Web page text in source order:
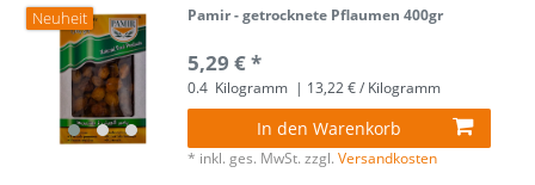
Neuheit Pamir - getrocknete Pflaumen 400gr
5,29 € *
0.4 Kilogramm | 13,22 € / Kilogramm
In den Warenkorb
* inkl. ges. MwSt. zzgl.Versandkosten